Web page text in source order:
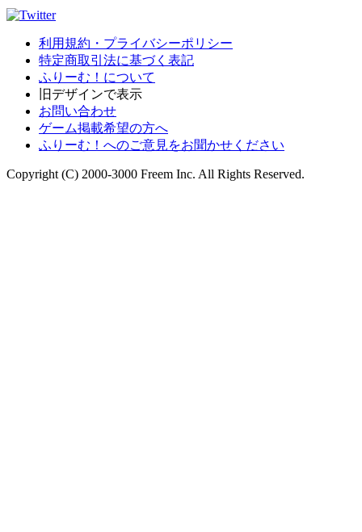
利用規約・プライバシーポリシー
特定商取引法に基づく表記
ふりーむ！について
旧デザインで表示
お問い合わせ
ゲーム掲載希望の方へ
ふりーむ！へのご意見をお聞かせください
Copyright (C) 2000-3000 Freem Inc. All Rights Reserved.